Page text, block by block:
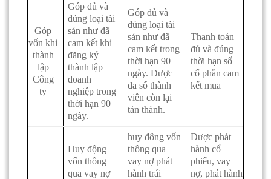
Góp
vốn khi
thành
lập
Công
ty
Góp đủ và
đúng loại tài
sản như đã
cam kết khi
đăng ký
thành lập
doanh
nghiệp trong
thời hạn 90
ngày.
Góp đủ và
đúng loại tài
sản như đã
cam kết trong
thời hạn 90
ngày. Được
đa số thành
viên còn lại
tán thành.
Thanh toán
đủ và đúng
thời hạn số
cổ phần cam
kết mua
Huy động
vốn thông
qua vay nợ
huy đông vốn
thông qua
vay nợ phát
hành trái
Được phát
hành cổ
phiếu, vay
nợ, phát hành